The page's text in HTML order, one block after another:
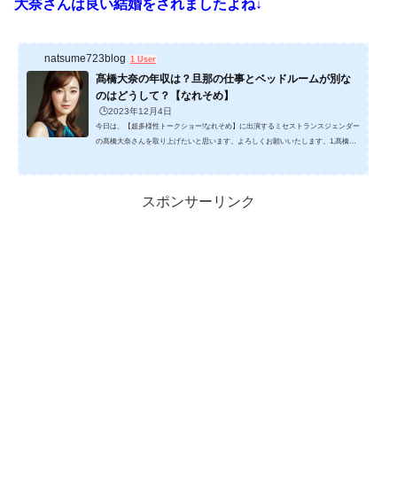
大奈さんは良い結婚をされましたよね↓
natsume723blog 1 User
髙橋大奈の年収は？旦那の仕事とベッドルームが別な
のはどうして？【なれそめ】
🕒️2023年12月4日
今日は、【超多様性トークショー!なれそめ】に出演するミセストランスジェンダー
の髙橋大奈さんを取り上げたいと思います。よろしくお願いいたします。1,髙橋大
youtuber-nenshu-keisan いまは、モデルさんなどもされているみたいですし、他に
スポンサーリンク